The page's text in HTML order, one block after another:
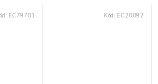
EC79701 Kód: EC20092